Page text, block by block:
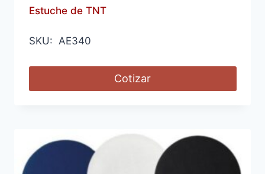
Estuche de TNT
SKU: AE340
Cotizar